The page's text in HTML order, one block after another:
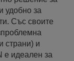
удобно за
Със своите
страни) и
е идеален за